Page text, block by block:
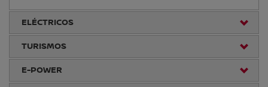
ELÉCTRICOS
TURISMOS
E-POWER